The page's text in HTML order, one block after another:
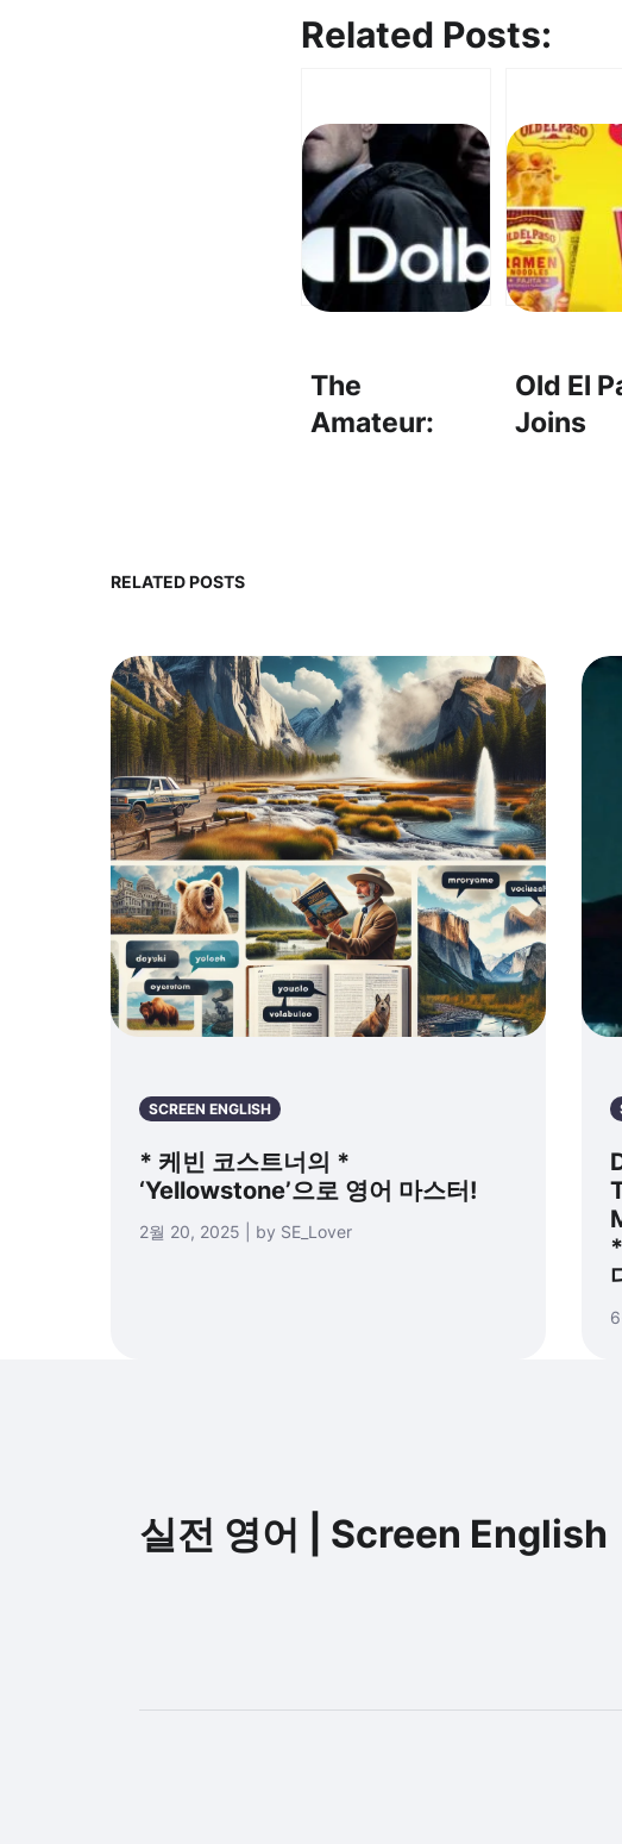
Related Posts:
The
Amateur:
Old El
Joins
운 라면
선보입니
RELATED POSTS
SCREEN ENGLISH
* 케빈 코스트너의 *
‘Yellowstone’으로 영어 마스터!
2월 20, 2025 | by SE_Lover
실전 영어 | Screen English